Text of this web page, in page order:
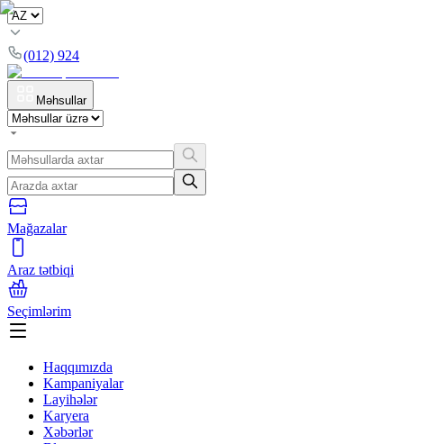
(012) 924
Məhsullar
Mağazalar
Araz tətbiqi
Seçimlərim
Haqqımızda
Kampaniyalar
Layihələr
Karyera
Xəbərlər